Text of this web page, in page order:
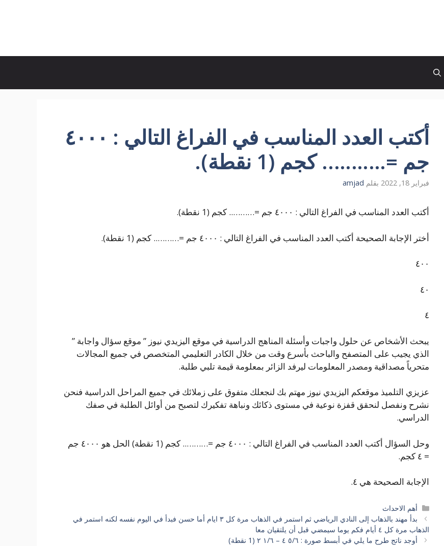
أكتب العدد المناسب في الفراغ التالي : ٤٠٠٠
جم =……….. كجم (1 نقطة).
فبراير 18, 2022 بقلم amjad
أكتب العدد المناسب في الفراغ التالي : ٤٠٠٠ جم =……….. كجم (1 نقطة).
أختر الإجابة الصحيحة أكتب العدد المناسب في الفراغ التالي : ٤٠٠٠ جم =……….. كجم (1 نقطة).
٤٠٠
٤٠
٤
يبحث الأشخاص عن حلول واجبات وأسئلة المناهج الدراسية في موقع اليزيدي نيوز ” موقع سؤال واجابة ”
الذي يجيب على المتصفح والباحث بأسرع وقت من خلال الكادر التعليمي المتخصص في جميع المجالات
متحرياً مصداقية ومصدر المعلومات ليرفد الزائر بمعلومة قيمة تلبي طلبة.
عزيزي التلميذ موقعكم اليزيدي نيوز مهتم بك لنجعلك متفوق على زملائك في جميع المراحل الدراسية فنحن
نشرح ونفصل لنحقق قفزة نوعية في مستوى ذكائك ونباهة تفكيرك لتصبح من أوائل الطلبة في صفك
الدراسي.
وحل السؤال أكتب العدد المناسب في الفراغ التالي : ٤٠٠٠ جم =……….. كجم (1 نقطة) الحل هو ٤٠٠٠ جم
= ٤ كجم.
الإجابة الصحيحة هي ٤.
التصنيفات
أهم الاحداث
بدأ مهند بالذهاب إلى النادي الرياضي ثم استمر في الذهاب مرة كل ٣ ايام أما حسن فبدأ في اليوم نفسه لكنه استمر في
الذهاب مرة كل ٤ أيام فكم يوما سيمضي قبل أن يلتقيان معا
أوجد ناتج طرح ما يلي في أبسط صورة : ٥/٦ ٤ – ١/٦ ٢ (1 نقطة)